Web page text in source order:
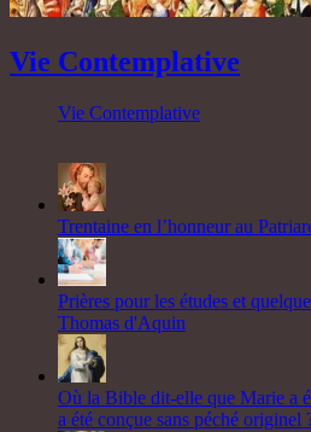
Vie Contemplative
Vie Contemplative
Trentaine en l’honneur au
Prières pour les études et
Thomas d'Aquin
Où la Bible dit-elle que Marie a
a été conçue sans péché originel